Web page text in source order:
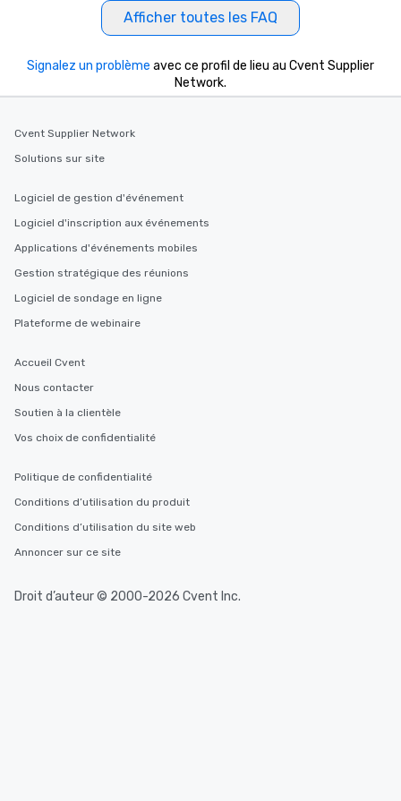
Afficher toutes les FAQ
Signalez un problème avec ce profil de lieu au Cvent Supplier
Network.
Cvent Supplier Network
Solutions sur site
Logiciel de gestion d'événement
Logiciel d'inscription aux événements
Applications d'événements mobiles
Gestion stratégique des réunions
Logiciel de sondage en ligne
Plateforme de webinaire
Accueil Cvent
Nous contacter
Soutien à la clientèle
Vos choix de confidentialité
Politique de confidentialité
Conditions d’utilisation du produit
Conditions d’utilisation du site web
Annoncer sur ce site
Droit d’auteur © 2000-2026 Cvent Inc.